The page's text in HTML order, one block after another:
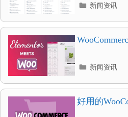
分
录
新闻资讯
分
录
新闻资讯
好用的